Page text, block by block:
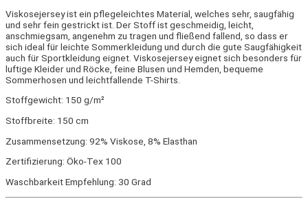
Viskosejersey ist ein pflegeleichtes Material, welches sehr, saugfähig
und sehr fein gestrickt ist. Der Stoff ist geschmeidig, leicht,
anschmiegsam, angenehm zu tragen und fließend fallend, so dass er
sich ideal für leichte Sommerkleidung und durch die gute Saugfähigkeit
auch für Sportkleidung eignet. Viskosejersey eignet sich besonders für
luftige Kleider und Röcke, feine Blusen und Hemden, bequeme
Sommerhosen und leichtfallende T-Shirts.
Stoffgewicht: 150 g/m²
Stoffbreite: 150 cm
Zusammensetzung: 92% Viskose, 8% Elasthan
Zertifizierung: Öko-Tex 100
Waschbarkeit Empfehlung: 30 Grad